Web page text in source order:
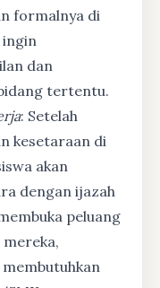
formalnya di
ingin
dan
tertentu.
: Setelah
kesetaraan di
akan
dengan ijazah
peluang
mereka,